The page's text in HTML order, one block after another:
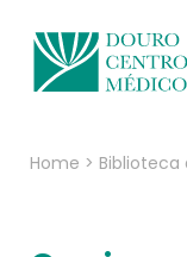
Home > Biblioteca